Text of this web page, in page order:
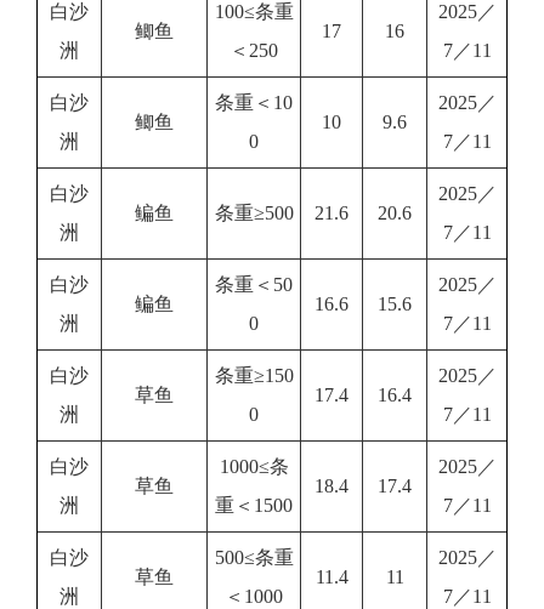
白沙
洲
鲫鱼
100≤条重
＜250
17 16
2025／
7／11
白沙
洲
鲫鱼
条重＜10
0
10 9.6
2025／
7／11
白沙
洲
鳊鱼 条重≥500 21.6 20.6
2025／
7／11
白沙
洲
鳊鱼
条重＜50
0
16.6 15.6
2025／
7／11
白沙
洲
草鱼
条重≥150
0
17.4 16.4
2025／
7／11
白沙
洲
草鱼
1000≤条
重＜1500
18.4 17.4
2025／
7／11
白沙
洲
草鱼
500≤条重
＜1000
11.4 11
2025／
7／11